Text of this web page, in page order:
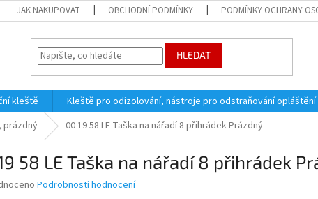
JAK NAKUPOVAT OBCHODNÍ PODMÍNKY PODMÍNKY OCHRANY
HLEDAT
kleště Kleště pro odizolování, nástroje pro odstraňování opláštění
prázdný 00 19 58 LE Taška na nářadí 8 přihrádek Prázdný
58 LE Taška na nářadí 8 přihrádek
Podrobnosti hodnocení